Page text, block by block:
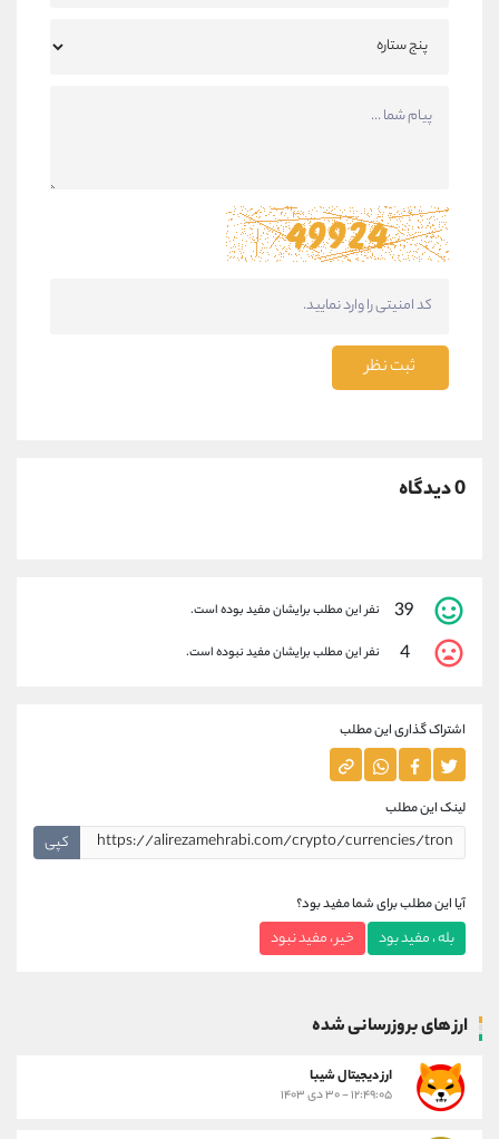
ثبت نظر
0 دیدگاه
39 نفر این مطلب برایشان مفید بوده است.
4 نفر این مطلب برایشان مفید نبوده است.
اشتراک گذاری این مطلب
لینک این مطلب
کپی
آیا این مطلب برای شما مفید بود؟
بله ، مفید بود خیر ، مفید نبود
ارز های بروزرسانی شده
ارز ديجيتال شیبا
۱۲:۴۹:۰۵ - ۳۰ دی ۱۴۰۳